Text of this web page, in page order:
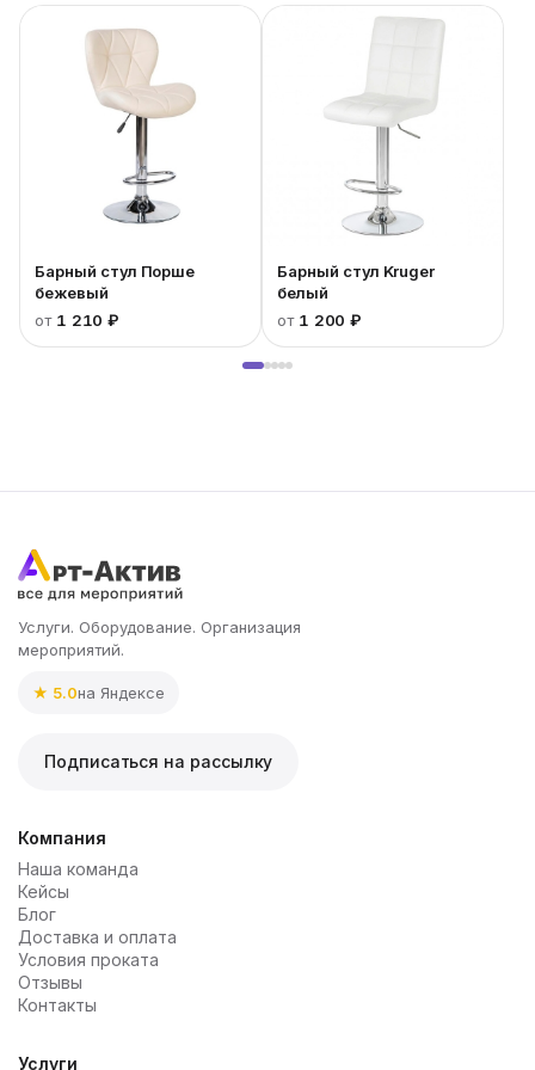
Барный стул Порше
бежевый
от 1 210 ₽
Барный стул Kruger
белый
от 1 200 ₽
Услуги. Оборудование. Организация
мероприятий.
★ 5.0на Яндексе
Подписаться на рассылку
Компания
Наша команда
Кейсы
Блог
Доставка и оплата
Условия проката
Отзывы
Контакты
Услуги